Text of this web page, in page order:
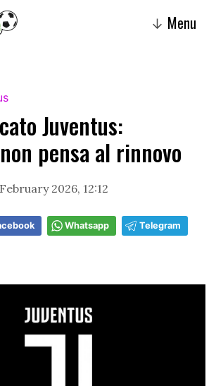
↓ Menu
Juventus:
pensa al rinnovo
2026, 12:12
Whatsapp Telegram